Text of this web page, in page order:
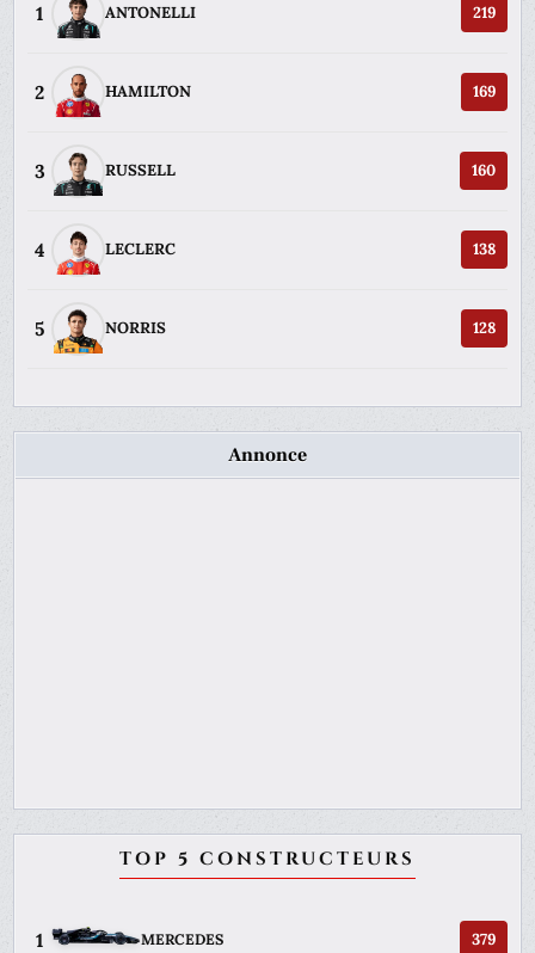
1 ANTONELLI 219
2 HAMILTON 169
3 RUSSELL 160
4 LECLERC 138
5 NORRIS 128
Annonce
TOP 5 CONSTRUCTEURS
1 MERCEDES 379